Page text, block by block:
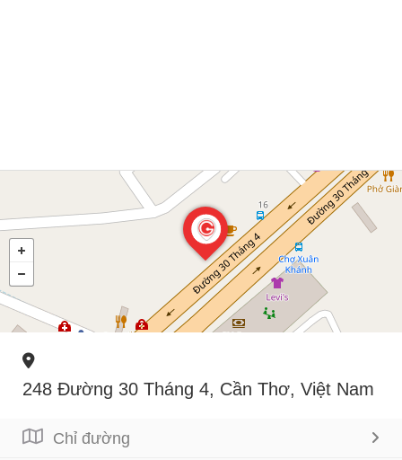
248 Đường 30 Tháng 4, Cần Thơ, Việt Nam
Chỉ đường